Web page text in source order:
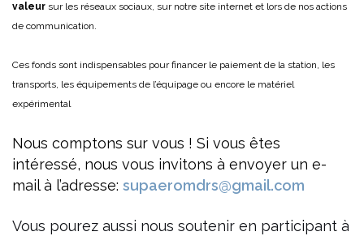
valeur sur les réseaux sociaux, sur notre site internet et lors de nos actions
de communication.
Ces fonds sont indispensables pour financer le paiement de la station, les
transports, les équipements de l’équipage ou encore le matériel
expérimental
Nous comptons sur vous ! Si vous êtes
intéressé, nous vous invitons à envoyer un e-
mail à l’adresse: supaeromdrs@gmail.com
Vous pourez aussi nous soutenir en participant à